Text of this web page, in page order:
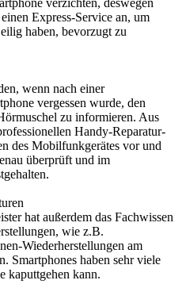
verzichten, deswegen
Express-Service an, um
haben, bevorzugt zu
wenn nach einer
vergessen wurde, den
zu informieren. Aus
Handy-Reparatur-
des Mobilfunkgerätes vor und
überprüft und im
hat außerdem das Fachwissen
wie z.B.
Wiederherstellungen am
Smartphones haben sehr viele
kaputtgehen kann.